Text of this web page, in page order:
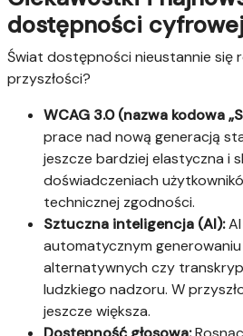
dostępności cyfrowej
Świat dostępności nieustannie się
przyszłości?
WCAG 3.0 (nazwa kodowa
prace nad nową generacją
jeszcze bardziej elastyczna i
doświadczeniach
technicznej zgodności.
Sztuczna inteligencja (AI):AI
automatycznym
alternatywnych czy
ludzkiego nadzoru. W
jeszcze większa.